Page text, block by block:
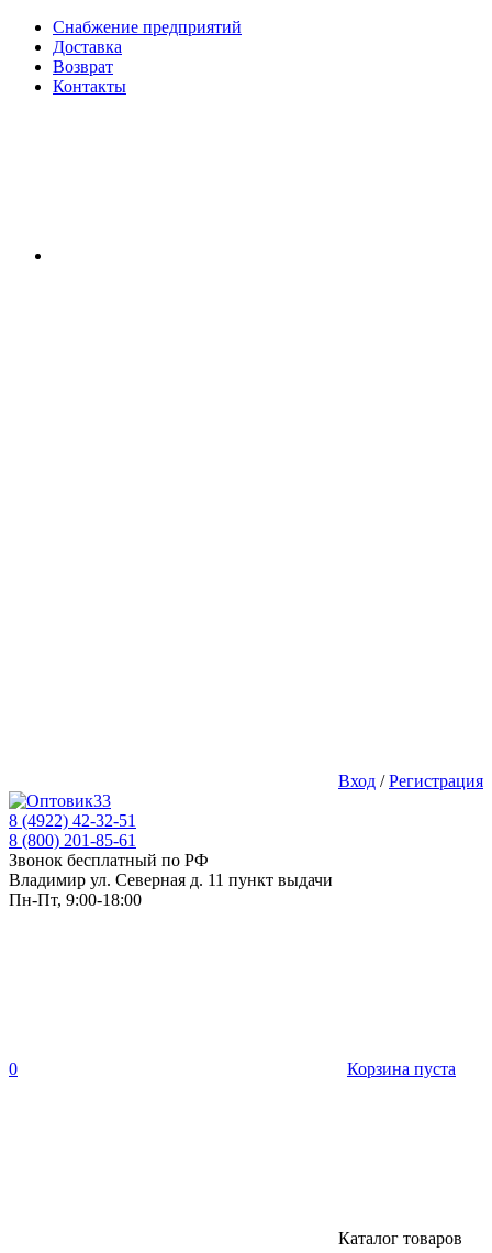
Снабжение предприятий
Доставка
Возврат
Контакты
Вход /Регистрация
8 (4922) 42-32-51
8 (800) 201-85-61
Звонок бесплатный по РФ
Владимир ул. Северная д. 11 пункт выдачи
Пн-Пт, 9:00-18:00
0 Корзина пуста
Каталог товаров